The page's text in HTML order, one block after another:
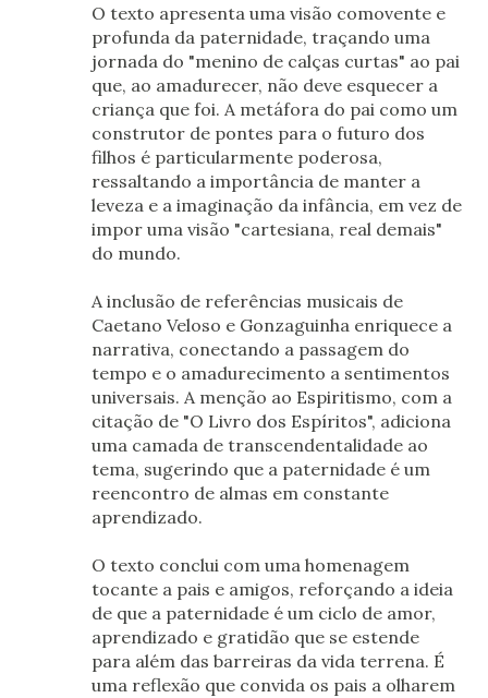
O texto apresenta uma visão comovente e
profunda da paternidade, traçando uma
jornada do "menino de calças curtas" ao pai
que, ao amadurecer, não deve esquecer a
criança que foi. A metáfora do pai como um
construtor de pontes para o futuro dos
filhos é particularmente poderosa,
ressaltando a importância de manter a
leveza e a imaginação da infância, em vez de
impor uma visão "cartesiana, real demais"
do mundo.
A inclusão de referências musicais de
Caetano Veloso e Gonzaguinha enriquece a
narrativa, conectando a passagem do
tempo e o amadurecimento a sentimentos
universais. A menção ao Espiritismo, com a
citação de "O Livro dos Espíritos", adiciona
uma camada de transcendentalidade ao
tema, sugerindo que a paternidade é um
reencontro de almas em constante
aprendizado.
O texto conclui com uma homenagem
tocante a pais e amigos, reforçando a ideia
de que a paternidade é um ciclo de amor,
aprendizado e gratidão que se estende
para além das barreiras da vida terrena. É
uma reflexão que convida os pais a olharem